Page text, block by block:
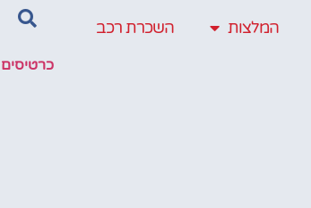
המלצות
השכרת רכב
כרטיסים